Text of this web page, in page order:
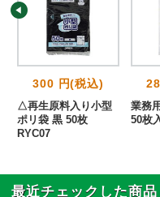
300 円(税込)
△再生原料入り小型
ポリ袋 黒 50枚
RYC07
業務
50枚
最近チェックした商品